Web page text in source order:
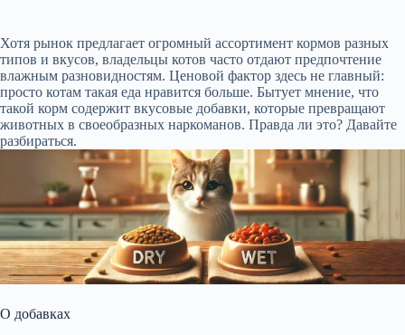
Хотя рынок предлагает огромный ассортимент кормов разных
типов и вкусов, владельцы котов часто отдают предпочтение
влажным разновидностям. Ценовой фактор здесь не главный:
просто котам такая еда нравится больше. Бытует мнение, что
такой корм содержит вкусовые добавки, которые превращают
животных в своеобразных наркоманов. Правда ли это? Давайте
разбираться.
О добавках